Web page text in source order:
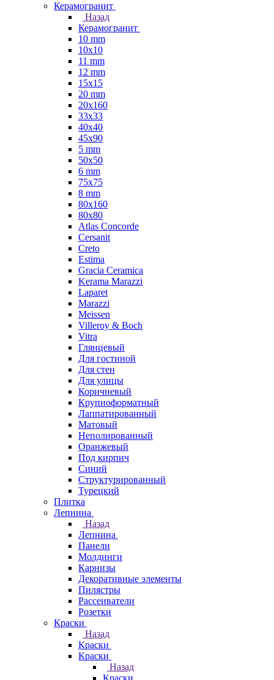
Керамогранит
Назад
Керамогранит
10 mm
10x10
11 mm
12 mm
15x15
20 mm
20х160
33x33
40х40
45x90
5 mm
50x50
6 mm
75х75
8 mm
80x160
80x80
Atlas Concorde
Cersanit
Creto
Estima
Gracia Ceramica
Kerama Marazzi
Laparet
Marazzi
Meissen
Villeroy & Boch
Vitra
Глянцевый
Для гостиной
Для стен
Для улицы
Коричневый
Крупноформатный
Лаппатированный
Матовый
Неполированный
Оранжевый
Под кирпич
Синий
Структурированный
Турецкий
Плитка
Лепнина
Назад
Лепнина
Панели
Молдинги
Карнизы
Декоративные элементы
Пилястры
Рассеиватели
Розетки
Краски
Назад
Краски
Краски
Назад
Краски